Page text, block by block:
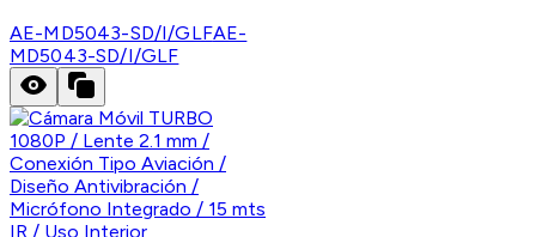
AE-MD5043-SD/I/GLFAE-
MD5043-SD/I/GLF